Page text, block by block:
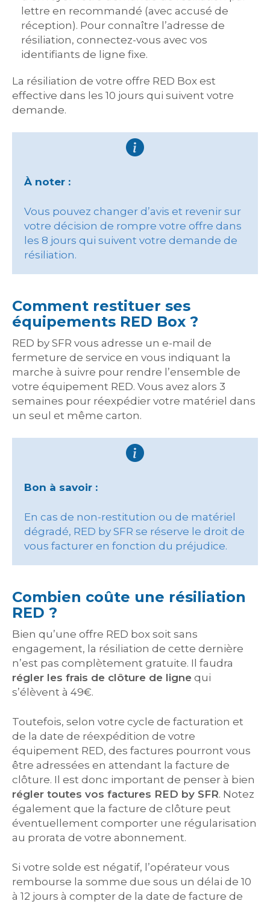
lettre en recommandé (avec accusé de
réception). Pour connaître l’adresse de
résiliation, connectez-vous avec vos
identifiants de ligne fixe.
La résiliation de votre offre RED Box est
effective dans les 10 jours qui suivent votre
demande.
À noter :
Vous pouvez changer d’avis et revenir sur
votre décision de rompre votre offre dans
les 8 jours qui suivent votre demande de
résiliation.
Comment restituer ses
équipements RED Box ?
RED by SFR vous adresse un e-mail de
fermeture de service en vous indiquant la
marche à suivre pour rendre l’ensemble de
votre équipement RED. Vous avez alors 3
semaines pour réexpédier votre matériel dans
un seul et même carton.
Bon à savoir :
En cas de non-restitution ou de matériel
dégradé, RED by SFR se réserve le droit de
vous facturer en fonction du préjudice.
Combien coûte une résiliation
RED ?
Bien qu’une offre RED box soit sans
engagement, la résiliation de cette dernière
n’est pas complètement gratuite. Il faudra
régler les frais de clôture de ligne qui
s’élèvent à 49€.
Toutefois, selon votre cycle de facturation et
de la date de réexpédition de votre
équipement RED, des factures pourront vous
être adressées en attendant la facture de
clôture. Il est donc important de penser à bien
régler toutes vos factures RED by SFR. Notez
également que la facture de clôture peut
éventuellement comporter une régularisation
au prorata de votre abonnement.
Si votre solde est négatif, l’opérateur vous
rembourse la somme due sous un délai de 10
à 12 jours à compter de la date de facture de